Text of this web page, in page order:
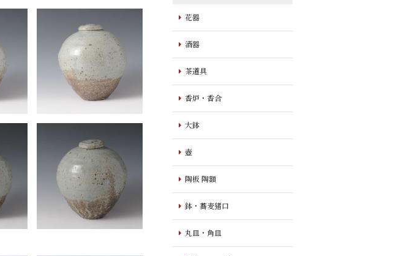
花器
酒器
茶道具
香炉・香合
大鉢
壺
陶板 陶額
鉢・蕎麦猪口
丸皿・角皿